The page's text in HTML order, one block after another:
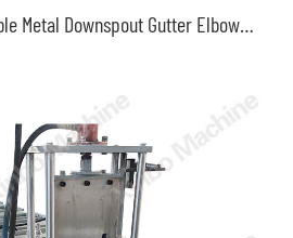
Kiwanda Ugavi Portable Metal Downspout Gutter Elbow Mvua Roll Kuumba Mashine